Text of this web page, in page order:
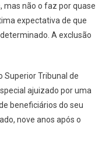
mas não o faz por quase
expectativa de que
A exclusão
Superior Tribunal de
ajuizado por uma
beneficiários do seu
nove anos após o